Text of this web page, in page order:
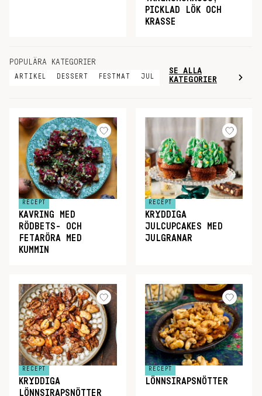
PICKLAD LÖK OCH
KRASSE
POPULÄRA KATEGORIER
ARTIKEL DESSERT FESTMAT JUL
SE ALLA
KATEGORIER
RECEPT
KAVRING MED
RÖDBETS- OCH
FETARÖRA MED
KUMMIN
RECEPT
KRYDDIGA
JULCUPCAKES MED
JULGRANAR
RECEPT
KRYDDIGA
LÖNNSIRAPSNÖTTER
RECEPT
LÖNNSIRAPSNÖTTER